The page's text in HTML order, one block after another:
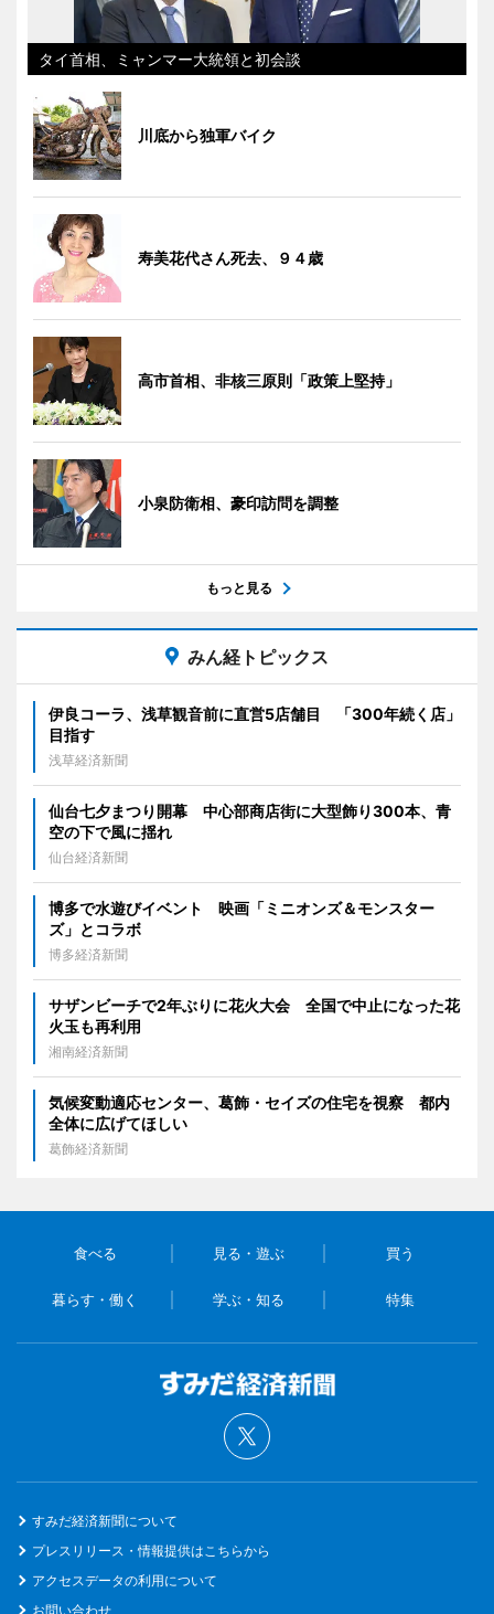
タイ首相、ミャンマー大統領と初会談
川底から独軍バイク
寿美花代さん死去、９４歳
高市首相、非核三原則「政策上堅持」
小泉防衛相、豪印訪問を調整
もっと見る
みん経トピックス
伊良コーラ、浅草観音前に直営5店舗目 「300年続く店」
目指す
浅草経済新聞
仙台七夕まつり開幕 中心部商店街に大型飾り300本、青
空の下で風に揺れ
仙台経済新聞
博多で水遊びイベント 映画「ミニオンズ＆モンスター
ズ」とコラボ
博多経済新聞
サザンビーチで2年ぶりに花火大会 全国で中止になった花
火玉も再利用
湘南経済新聞
気候変動適応センター、葛飾・セイズの住宅を視察 都内
全体に広げてほしい
葛飾経済新聞
食べる 見る・遊ぶ 買う
暮らす・働く 学ぶ・知る 特集
すみだ経済新聞について
プレスリリース・情報提供はこちらから
アクセスデータの利用について
お問い合わせ